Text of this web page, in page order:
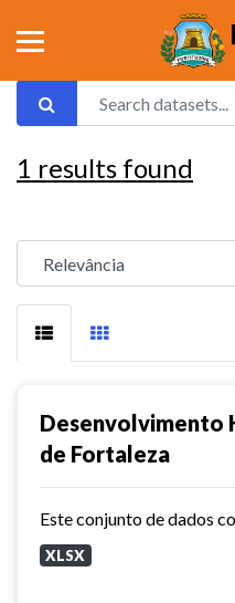
1 results found
Desenvolvimento
de Fortaleza
XLSX